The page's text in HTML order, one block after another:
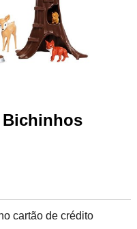
Bichinhos
cartão de crédito